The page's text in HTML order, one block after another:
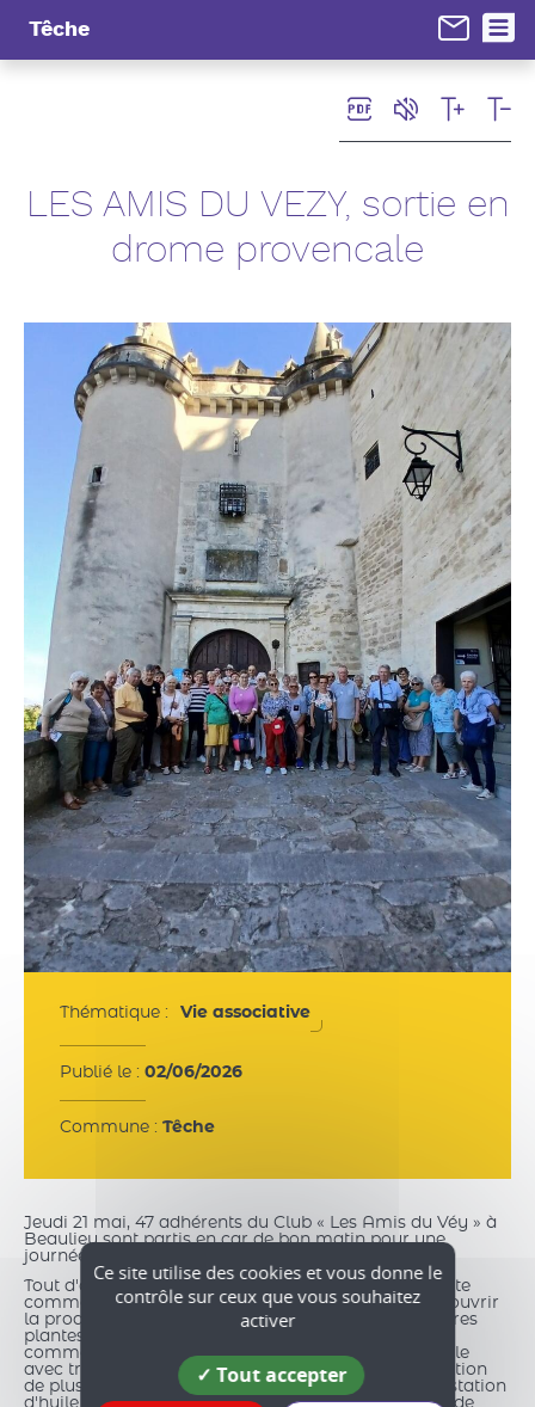
Têche
LES AMIS DU VEZY, sortie en
drome provencale
Thématique : Vie associative
Publié le : 02/06/2026
Commune : Têche
Jeudi 21 mai, 47 adhérents du Club « Les Amis du Véy » à
Beaulieu sont partis en car de bon matin pour une
journée en Drôme Provençale.
Tout d'abord, une escapade nyonsaise avec une visite
commentée d'une distillerie de lavande afin de découvrir
la production d'huiles essentielles de lavande et autres
plantes aromatiques. Puis une visite également
commentée d'une vinaigrerie moutarderie artisanale
avec très bientôt une moutarde à la noix et dégustation
de plusieurs variétés de vinaigre. Et enfin une dégustation
d'huile d'olive AOP sur un domaine, accompagnée de
Ce site utilise des cookies et vous donne le
contrôle sur ceux que vous souhaitez
activer
Tout accepter